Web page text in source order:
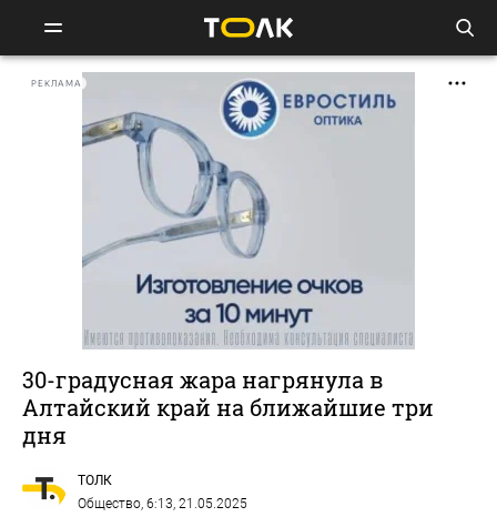
РЕКЛАМА
30-градусная жара нагрянула в
Алтайский край на ближайшие три
дня
ТОЛК
Общество, 6:13, 21.05.2025